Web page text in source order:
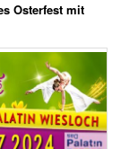
Osterfest mit